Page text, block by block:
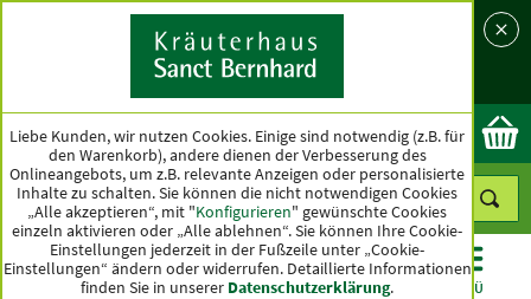
Land
Ok
KATEGORIEN ANGEBOTE TOPSELLER MENÜ
Liebe Kunden, wir nutzen Cookies. Einige sind notwendig (z.B. für
den Warenkorb), andere dienen der Verbesserung des
Onlineangebots, um z.B. relevante Anzeigen oder personalisierte
Inhalte zu schalten. Sie können die nicht notwendigen Cookies
„Alle akzeptieren“, mit "Konfigurieren" gewünschte Cookies
einzeln aktivieren oder „Alle ablehnen“. Sie können Ihre Cookie-
Einstellungen jederzeit in der Fußzeile unter „Cookie-
Einstellungen“ ändern oder widerrufen. Detaillierte Informationen
finden Sie in unserer Datenschutzerklärung.